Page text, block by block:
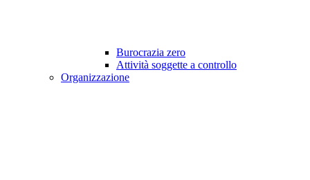
Burocrazia zero
Attività soggette a controllo
Organizzazione